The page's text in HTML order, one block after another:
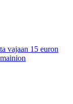
vajaan 15 euron